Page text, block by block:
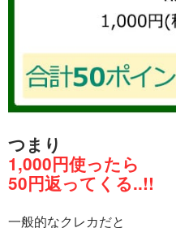
つまり
1,000円使ったら
50円返ってくる..!!
一般的なクレカだと